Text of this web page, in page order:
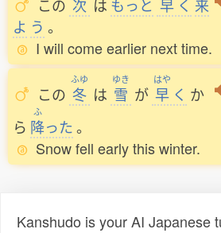
この 次 は もっと 早 く 来
よ う 。
I will come earlier next time.
この
ふゆ
冬 は
ゆき
雪 が
はや
早 く か
ら
ふ
降った。
Snow fell early this winter.
Kanshudo is your AI Japanese